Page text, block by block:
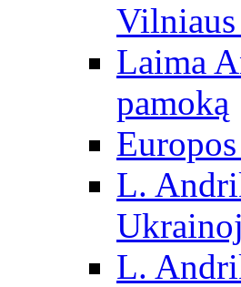
Vilniaus
Laima
pamoką
L.
L.